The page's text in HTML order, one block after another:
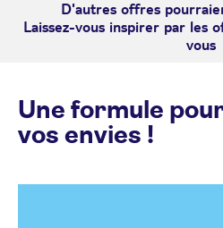
D'autres offres
Laissez-vous inspirer par les
vous
Une formule
vos envies !